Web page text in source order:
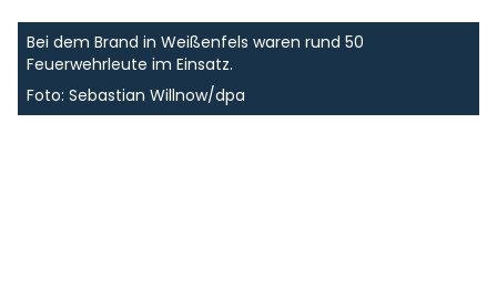
Bei dem Brand in Weißenfels waren rund 50
Feuerwehrleute im Einsatz.
Foto: Sebastian Willnow/dpa